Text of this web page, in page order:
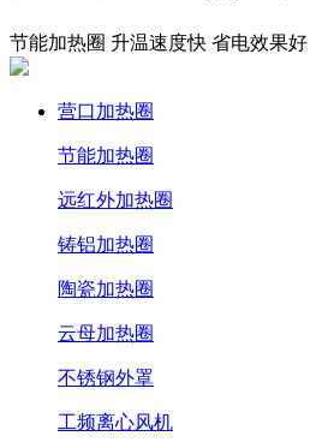
节能加热圈 升温速度快 省电效果好
营口加热圈
节能加热圈
远红外加热圈
铸铝加热圈
陶瓷加热圈
云母加热圈
不锈钢外罩
工频离心风机